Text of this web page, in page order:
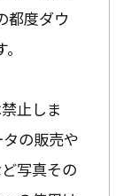
都度ダウ
止しま
の販売や
写真その